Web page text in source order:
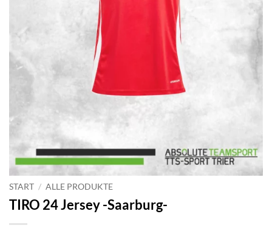
START / ALLE PRODUKTE
TIRO 24 Jersey -Saarburg-